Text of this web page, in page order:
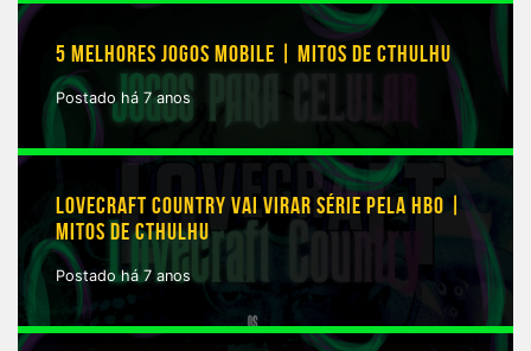
5 MELHORES JOGOS MOBILE | MITOS DE CTHULHU
Postado há 7 anos
LOVECRAFT COUNTRY VAI VIRAR SÉRIE PELA HBO |
MITOS DE CTHULHU
Postado há 7 anos